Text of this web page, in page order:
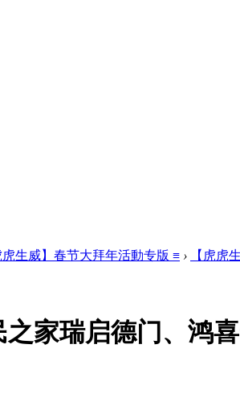
生威】春节大拜年活動专版 ≡ ›
【虎虎
之家瑞启德门、鸿